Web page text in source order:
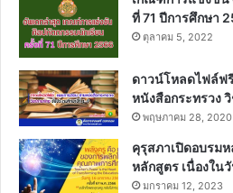
ที่ 71 ปีการศึกษา
ตุลาคม 5, 2022
ดาวน์โหลดไฟล์ฟ
หนังสือกระทรวง
พฤษภาคม 28, 2020
คุรุสภาเปิดอบรม
หลักสูตร เนื่องใน
มกราคม 12, 2023